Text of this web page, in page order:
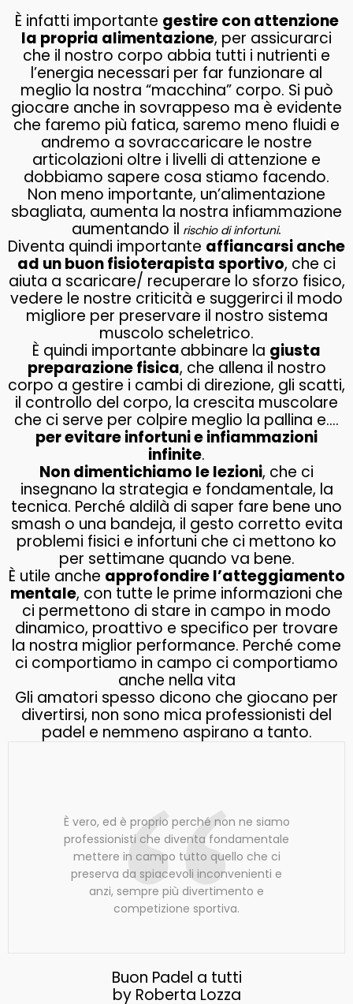
È infatti importante gestire con attenzione
la propria alimentazione, per assicurarci
che il nostro corpo abbia tutti i nutrienti e
l’energia necessari per far funzionare al
meglio la nostra “macchina” corpo. Si può
giocare anche in sovrappeso ma è evidente
che faremo più fatica, saremo meno fluidi e
andremo a sovraccaricare le nostre
articolazioni oltre i livelli di attenzione e
dobbiamo sapere cosa stiamo facendo.
Non meno importante, un’alimentazione
sbagliata, aumenta la nostra infiammazione
aumentando il rischio di infortuni.
Diventa quindi importante affiancarsi anche
ad un buon fisioterapista sportivo, che ci
aiuta a scaricare/ recuperare lo sforzo fisico,
vedere le nostre criticità e suggerirci il modo
migliore per preservare il nostro sistema
muscolo scheletrico.
È quindi importante abbinare la giusta
preparazione fisica, che allena il nostro
corpo a gestire i cambi di direzione, gli scatti,
il controllo del corpo, la crescita muscolare
che ci serve per colpire meglio la pallina e….
per evitare infortuni e infiammazioni
infinite.
Non dimentichiamo le lezioni, che ci
insegnano la strategia e fondamentale, la
tecnica. Perché aldilà di saper fare bene uno
smash o una bandeja, il gesto corretto evita
problemi fisici e infortuni che ci mettono ko
per settimane quando va bene.
È utile anche approfondire l’atteggiamento
mentale, con tutte le prime informazioni che
ci permettono di stare in campo in modo
dinamico, proattivo e specifico per trovare
la nostra miglior performance. Perché come
ci comportiamo in campo ci comportiamo
anche nella vita
Gli amatori spesso dicono che giocano per
divertirsi, non sono mica professionisti del
padel e nemmeno aspirano a tanto.
È vero, ed è proprio perché non ne siamo
professionisti che diventa fondamentale
mettere in campo tutto quello che ci
preserva da spiacevoli inconvenienti e
anzi, sempre più divertimento e
competizione sportiva.
Buon Padel a tutti
by Roberta Lozza